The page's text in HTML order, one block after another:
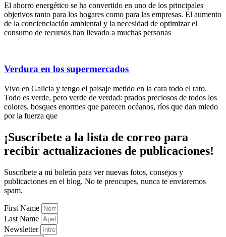
El ahorro energético se ha convertido en uno de los principales
objetivos tanto para los hogares como para las empresas. El aumento
de la concienciación ambiental y la necesidad de optimizar el
consumo de recursos han llevado a muchas personas
Verdura en los supermercados
Vivo en Galicia y tengo el paisaje metido en la cara todo el rato.
Todo es verde, pero verde de verdad: prados preciosos de todos los
colores, bosques enormes que parecen océanos, ríos que dan miedo
por la fuerza que
¡Suscríbete a la lista de correo para
recibir actualizaciones de publicaciones!
Suscríbete a mi boletín para ver nuevas fotos, consejos y
publicaciones en el blog. No te preocupes, nunca te enviaremos
spam.
First Name
Last Name
Newsletter